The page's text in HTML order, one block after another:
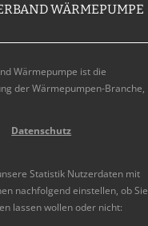
WÄRMEPUMPE
Wärmepumpe ist die
der Wärmepumpen-Branche,
Datenschutz
Statistik Nutzerdaten mit
nachfolgend einstellen, ob Sie
lassen wollen oder nicht: